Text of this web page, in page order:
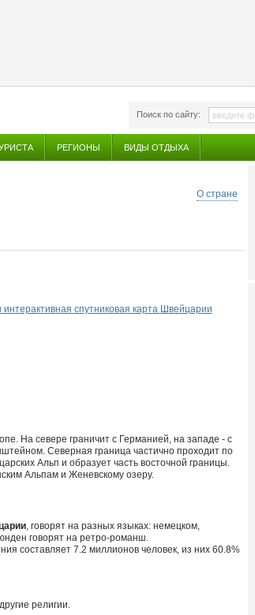
Поиск по сайту:
РЕГИОНЫ ВИДЫ ОТДЫХА
О стране
интерактивная спутниковая карта Швейцарии
На севере граничит с Германией, на западе - с
Северная граница частично проходит по
Альп и образует часть восточной границы.
Альпам и Женевскому озеру.
, говорят на разных языках: немецком,
говорят на ретро-романш.
составляет 7.2 миллионов человек, из них 60.8%
религии.